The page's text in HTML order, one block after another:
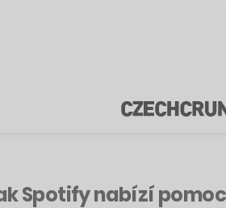
Spotify nabízí